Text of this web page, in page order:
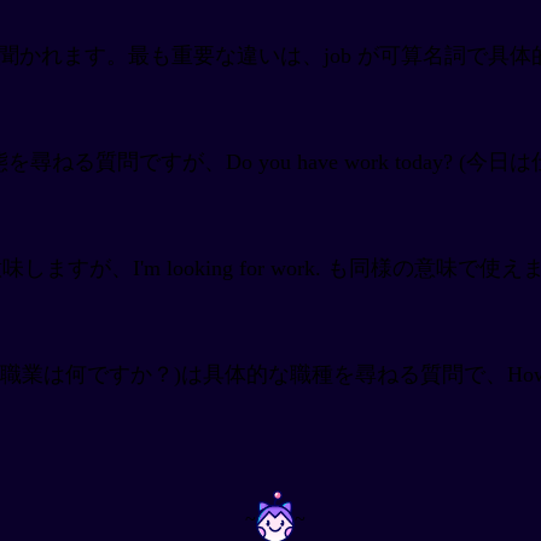
かれます。最も重要な違いは、job が可算名詞で具
尋ねる質問ですが、Do you have work today? (今日
しますが、I'm looking for work. も同様の意味で使
業は何ですか？)は具体的な職種を尋ねる質問で、
~ ~